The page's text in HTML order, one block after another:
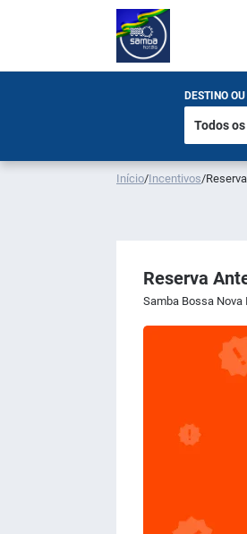
DESTINO
Início/Incentivos/
Reserva
Samba Bossa Nova